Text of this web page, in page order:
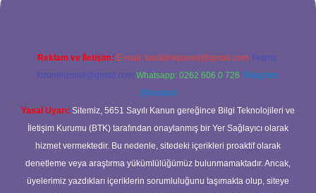
Reklam ve İletişim: E-mail: backlinkpaneli@gmail.com Teams:
forumhizmeti@gmail.com Whatsapp: 0262 606 0 726 Telegram:
@karabul
Yasal Uyarı: Sitemiz, 5651 Sayılı Kanun gereğince Bilgi Teknolojileri ve
İletişim Kurumu (BTK) tarafından onaylanmış bir Yer Sağlayıcı olarak
hizmet vermektedir. Bu nedenle, sitedeki içerikleri proaktif olarak
denetleme veya araştırma yükümlülüğümüz bulunmamaktadır. Ancak,
üyelerimiz yazdıkları içeriklerin sorumluluğunu taşımakta olup, siteye